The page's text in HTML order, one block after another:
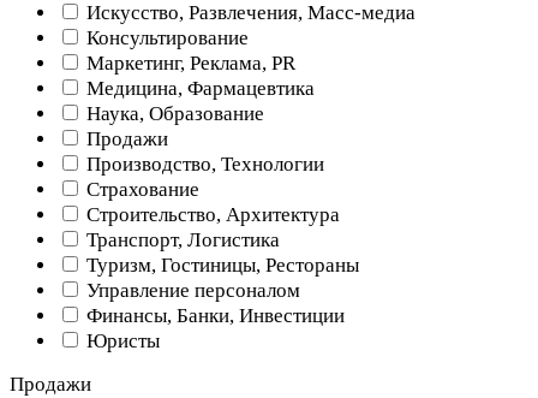
Искусство, Развлечения, Масс-медиа
Консультирование
Маркетинг, Реклама, PR
Медицина, Фармацевтика
Наука, Образование
Продажи
Производство, Технологии
Страхование
Строительство, Архитектура
Транспорт, Логистика
Туризм, Гостиницы, Рестораны
Управление персоналом
Финансы, Банки, Инвестиции
Юристы
Продажи